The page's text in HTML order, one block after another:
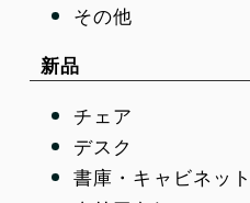
その他
新品
チェア
デスク
書庫・キャビネット